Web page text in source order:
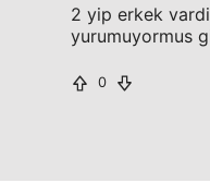
2 yip erkek
yurumuyormus
0